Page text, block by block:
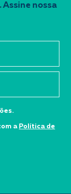
Assine nossa
a Política de